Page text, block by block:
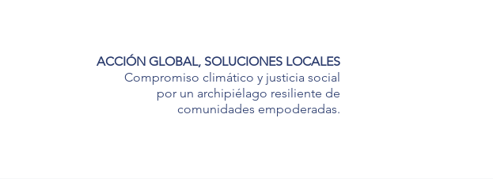
ACCIÓN GLOBAL, SOLUCIONES LOCALES
Compromiso climático y justicia social
por un archipiélago resiliente de
comunidades empoderadas.